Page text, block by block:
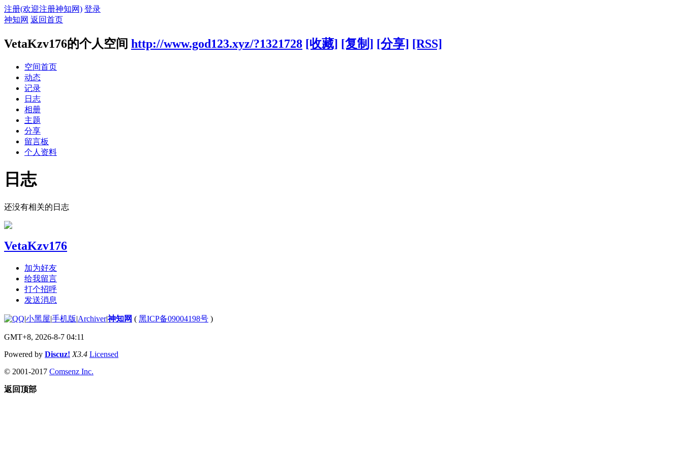
注册(欢迎注册神知网) 登录
神知网 返回首页
VetaKzv176的个人空间 http://www.god123.xyz/?1321728 [收藏] [复制] [分享] [RSS]
空间首页
动态
记录
日志
相册
主题
分享
留言板
个人资料
日志
还没有相关的日志
VetaKzv176
加为好友
给我留言
打个招呼
发送消息
|小黑屋|手机版|Archiver|神知网 ( 黑ICP备09004198号 )
GMT+8, 2026-8-7 04:11
Powered by Discuz! X3.4 Licensed
© 2001-2017 Comsenz Inc.
返回顶部